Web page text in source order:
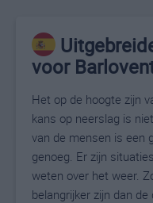
voor
Het op de hoogte zijn
kans op neerslag is
van de mensen is een
genoeg. Er zijn
weten over het weer.
belangrijker zijn dan